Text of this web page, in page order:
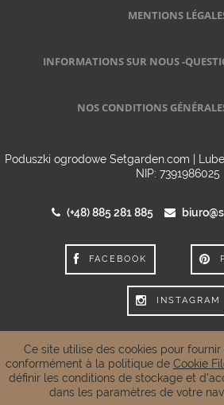
Ce site utilise des cookies pour fournir
conformément à la politique de Cookie
définir les conditions de stockage et
dans les paramètres de votre
MENTIONS
INFORMATIONS SUR NOUS -
NOS CONDITIONS
Poduszki ogrodowe Setgarden.com |
NIP: 7391986025
(+48) 885 281 885
FACEBOOK
INSTAGRAM
VOIR LA VERSION
Sklep internetowy